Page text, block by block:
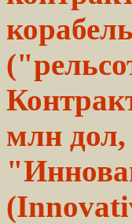
млн дол,